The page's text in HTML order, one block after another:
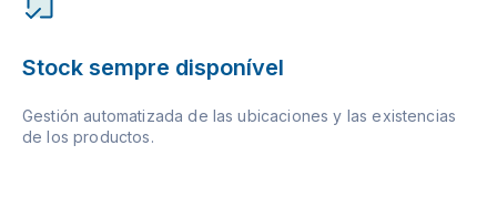
Stock sempre disponível
Gestión automatizada de las ubicaciones y las existencias
de los productos.